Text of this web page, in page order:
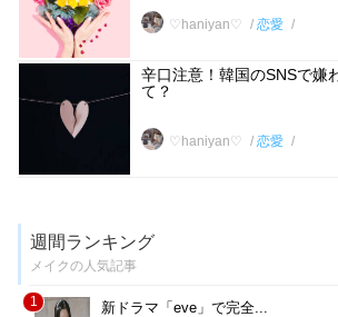
♡haniyan♡ 恋愛
辛口注意！韓国のSNSで嫌
て？
♡haniyan♡ 恋愛
週間ランキング
メイクの人気記事
1 新ドラマ「eve」で完全...